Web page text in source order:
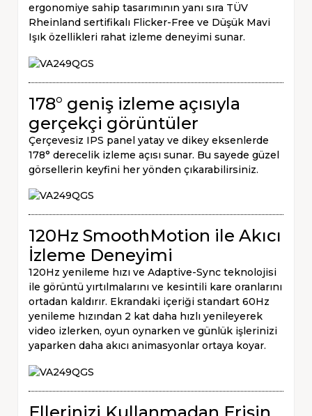
ergonomiye sahip tasarımının yanı sıra TÜV
Rheinland sertifikalı Flicker-Free ve Düşük Mavi
Işık özellikleri rahat izleme deneyimi sunar.
178° geniş izleme açısıyla
gerçekçi görüntüler
Çerçevesiz IPS panel yatay ve dikey eksenlerde
178° derecelik izleme açısı sunar. Bu sayede güzel
görsellerin keyfini her yönden çıkarabilirsiniz.
120Hz SmoothMotion ile Akıcı
İzleme Deneyimi
120Hz yenileme hızı ve Adaptive-Sync teknolojisi
ile görüntü yırtılmalarını ve kesintili kare oranlarını
ortadan kaldırır. Ekrandaki içeriği standart 60Hz
yenileme hızından 2 kat daha hızlı yenileyerek
video izlerken, oyun oynarken ve günlük işlerinizi
yaparken daha akıcı animasyonlar ortaya koyar.